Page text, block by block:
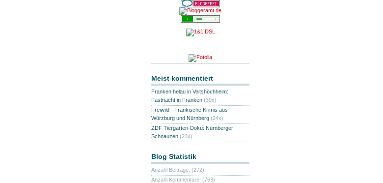
Meist kommentiert
Franken helau in Veitshöchheim:
Fastnacht in Franken (39x)
Freiwild - Fränkische Krimis aus
Würzburg und Nürnberg (24x)
ZDF Tiergarten-Doku: Nürnberger
Schnauzen (23x)
Blog Statistik
Anzahl Beiträge: (272)
Anzahl Kommentare: (763)